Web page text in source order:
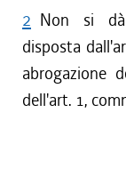
2 Non si dà
disposta
abrogazione
dell'art. 1,